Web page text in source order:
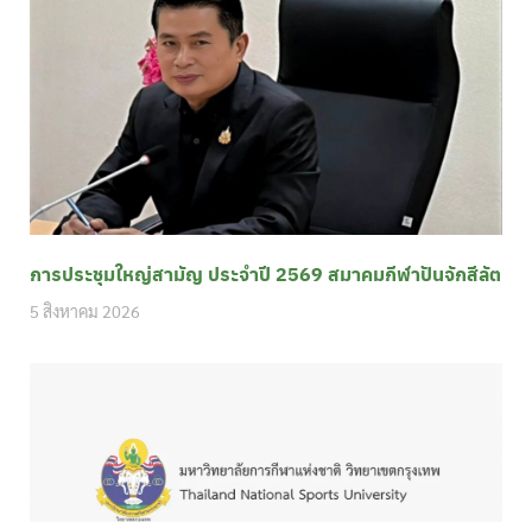
การประชุมใหญ่สามัญ ประจำปี 2569 สมาคมกีฬาปันจักสีลัต
5 สิงหาคม 2026